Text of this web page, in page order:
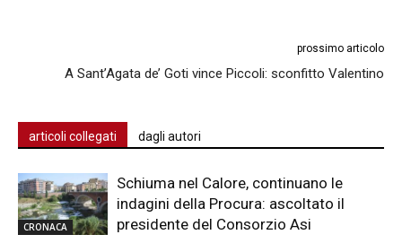
prossimo articolo
A Sant’Agata de’ Goti vince Piccoli: sconfitto Valentino
articoli collegati dagli autori
CRONACA
Schiuma nel Calore, continuano le
indagini della Procura: ascoltato il
presidente del Consorzio Asi